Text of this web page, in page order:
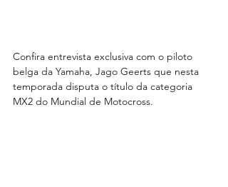
Confira entrevista exclusiva com o piloto
belga da Yamaha, Jago Geerts que nesta
temporada disputa o título da categoria
MX2 do Mundial de Motocross.